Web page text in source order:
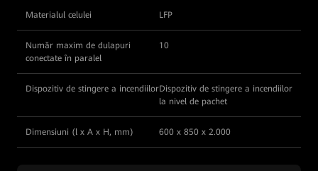
Materialul celulei LFP
Număr maxim de dulapuri
conectate în paralel
10
Dispozitiv de stingere a incendiilorDispozitiv de stingere a incendiilor
la nivel de pachet
Dimensiuni (l x A x H, mm) 600 x 850 x 2.000